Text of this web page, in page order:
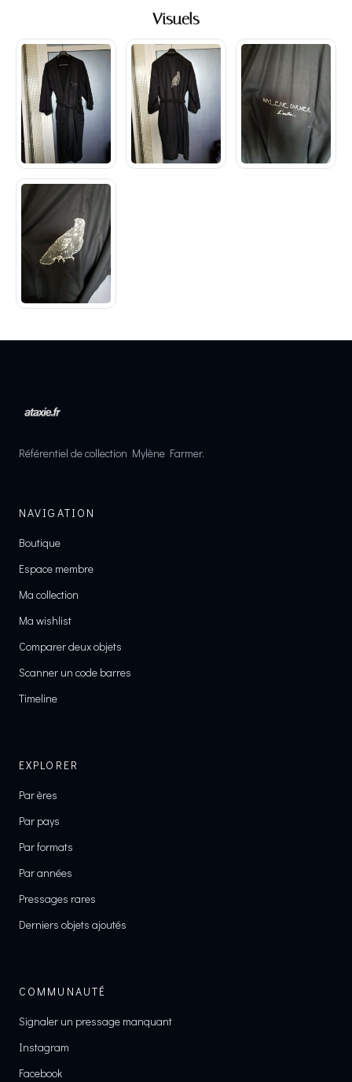
Visuels
Référentiel de collection Mylène Farmer.
NAVIGATION
Boutique
Espace membre
Ma collection
Ma wishlist
Comparer deux objets
Scanner un code barres
Timeline
EXPLORER
Par ères
Par pays
Par formats
Par années
Pressages rares
Derniers objets ajoutés
COMMUNAUTÉ
Signaler un pressage manquant
Instagram
Facebook